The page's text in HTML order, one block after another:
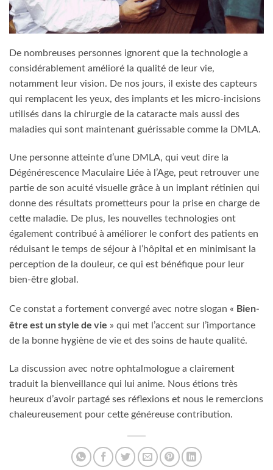
De nombreuses personnes ignorent que la technologie a
considérablement amélioré la qualité de leur vie,
notamment leur vision. De nos jours, il existe des capteurs
qui remplacent les yeux, des implants et les micro-incisions
utilisés dans la chirurgie de la cataracte mais aussi des
maladies qui sont maintenant guérissable comme la DMLA.
Une personne atteinte d’une DMLA, qui veut dire la
Dégénérescence Maculaire Liée à l’Age, peut retrouver une
partie de son acuité visuelle grâce à un implant rétinien qui
donne des résultats prometteurs pour la prise en charge de
cette maladie. De plus, les nouvelles technologies ont
également contribué à améliorer le confort des patients en
réduisant le temps de séjour à l’hôpital et en minimisant la
perception de la douleur, ce qui est bénéfique pour leur
bien-être global.
Ce constat a fortement convergé avec notre slogan « Bien-
être est un style de vie » qui met l’accent sur l’importance
de la bonne hygiène de vie et des soins de haute qualité.
La discussion avec notre ophtalmologue a clairement
traduit la bienveillance qui lui anime. Nous étions très
heureux d’avoir partagé ses réflexions et nous le remercions
chaleureusement pour cette généreuse contribution.